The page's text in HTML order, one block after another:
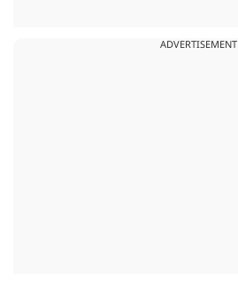
ADVERTISEMENT